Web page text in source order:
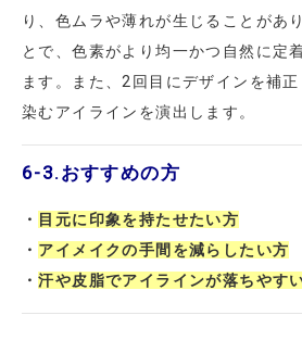
り、色ムラや薄れが生じることがあ
とで、色素がより均一かつ自然に定
ます。また、2回目にデザインを補
染むアイラインを演出します。
6-3. おすすめの方
・ 目元に印象を持たせたい方
・ アイメイクの手間を減らしたい方
・汗や皮脂でアイラインが落ちやす